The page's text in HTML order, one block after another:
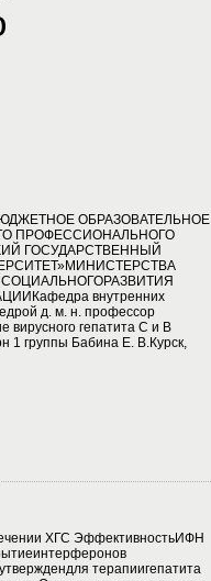
ОБРАЗОВАТЕЛЬНОЕ
ПРОФЕССИОНАЛЬНОГО
ГОСУДАРСТВЕННЫЙ
внутренних
д. м. н. профессор
вирусного гепатита С и В
1 группы Бабина Е. В.Курск,
ХГС ЭффективностьИФН
терапиигепатита